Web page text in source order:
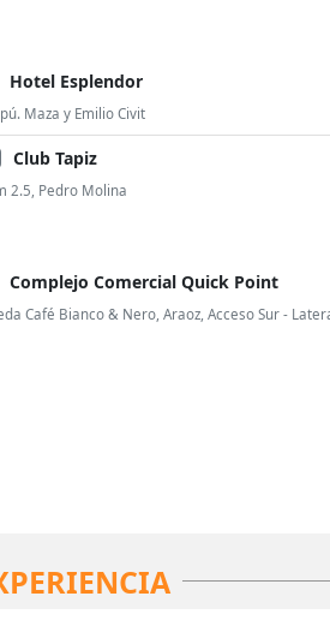
Hotel Esplendor
Maza y Emilio Civit
Club Tapiz
2.5, Pedro Molina
Complejo Comercial Quick Point
Café Bianco & Nero, Araoz, Acceso Sur -